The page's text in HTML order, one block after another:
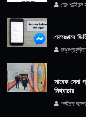
মোঃ
মেসেঞ্জারে
সাবেক সেনা
মিথ্যাচার
শাহিদুন আলম